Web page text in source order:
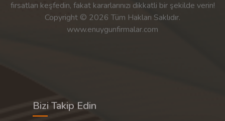
fırsatları keşfedin, fakat kararlarınızı dikkatli bir şekilde verin!
Copyright © 2026 Tüm Hakları Saklıdır.
www.enuygunfirmalar.com
Bizi Takip Edin